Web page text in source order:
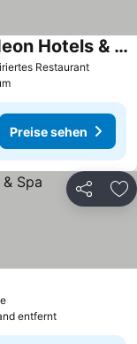
Restaurant
The Land of Legends Nickelodeon Hotels & Resorts Antalya
Preise sehen
Teilen
entfernt